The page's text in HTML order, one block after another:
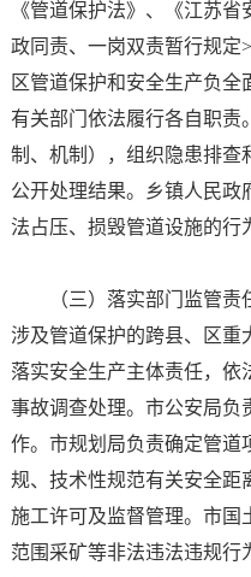
《管道保护法》、《江苏
政同责、一岗双责暂行规定
区管道保护和安全生产负
有关部门依法履行各自职责
制、机制），组织隐患排查
公开处理结果。乡镇人民政
法占压、损毁管道设施的行
（三）落实部门监管责任
涉及管道保护的跨县、区重
落实安全生产主体责任，依
事故调查处理。市公安局负
作。市规划局负责确定管道
规、技术性规范有关安全距
施工许可及监督管理。市国
范围采矿等非法违法违规行